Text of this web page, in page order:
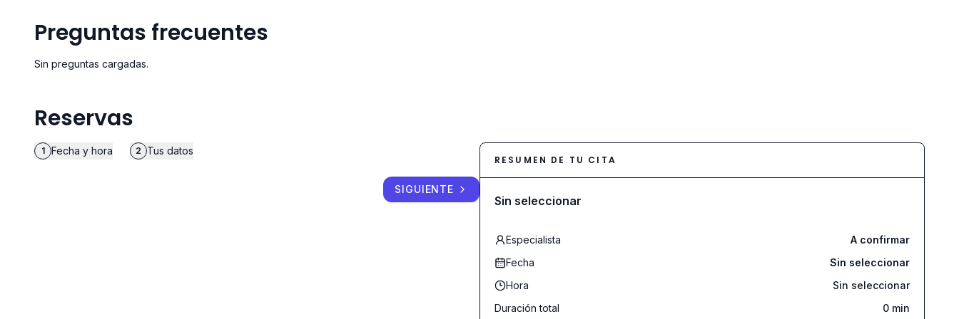
Preguntas frecuentes
Sin preguntas cargadas.
Reservas
1 Fecha y hora 2 Tus datos
SIGUIENTE
RESUMEN DE TU CITA
Sin seleccionar
Especialista
A confirmar
Fecha
Sin seleccionar
Hora
Sin seleccionar
Duración total
0 min